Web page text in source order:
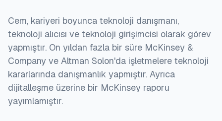
Cem, kariyeri boyunca teknoloji danışmanı,
teknoloji alıcısı ve teknoloji girişimcisi olarak görev
yapmıştır. On yıldan fazla bir süre McKinsey &
Company ve Altman Solon'da işletmelere teknoloji
kararlarında danışmanlık yapmıştır. Ayrıca
dijitalleşme üzerine bir McKinsey raporu
yayımlamıştır.